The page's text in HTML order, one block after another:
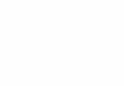
Совещание с членами